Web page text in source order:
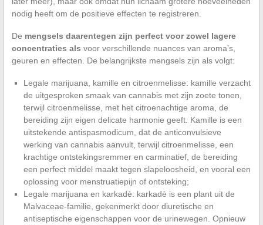
nodig heeft om de positieve effecten te registreren.
De mengsels daarentegen zijn perfect voor zowel lagere
concentraties als voor verschillende nuances van aroma’s,
geuren en effecten. De belangrijkste mengsels zijn als volgt:
Legale marijuana, kamille en citroenmelisse: kamille verzacht
de uitgesproken smaak van cannabis met zijn zoete tonen,
terwijl citroenmelisse, met het citroenachtige aroma, de
bereiding zijn eigen delicate harmonie geeft. Kamille is een
uitstekende antispasmodicum, dat de anticonvulsieve
werking van cannabis aanvult, terwijl citroenmelisse, een
krachtige ontstekingsremmer en carminatief, de bereiding
een perfect middel maakt tegen slapeloosheid, en vooral een
oplossing voor menstruatiepijn of ontsteking;
Legale marijuana en karkadè: karkadè is een plant uit de
Malvaceae-familie, gekenmerkt door diuretische en
antiseptische eigenschappen voor de urinewegen. Opnieuw